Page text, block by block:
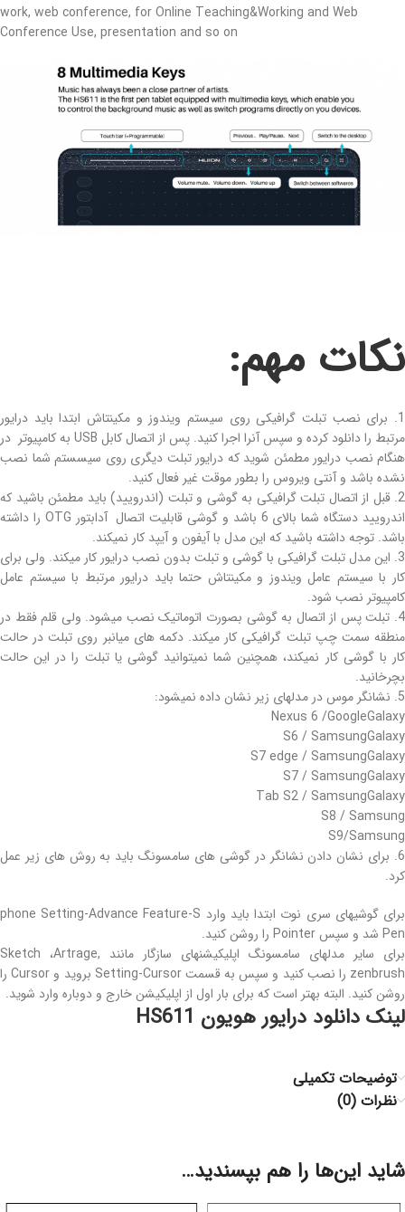
work, web conference, for Online Teaching&Working and Web
Conference Use, presentation and so on
نکات مهم:
1. برای نصب تبلت گرافیکی روی سیستم ویندوز و مکینتاش ابتدا باید درایور
مرتبط را دانلود کرده و سپس آنرا اجرا کنید. پس از اتصال کابل USB به کامپیوتر در
هنگام نصب درایور مطمئن شوید که درایور تبلت دیگری روی سیسستم شما نصب
نشده باشد و آنتی ویروس را بطور موقت غیر فعال کنید.
2. قبل از اتصال تبلت گرافیکی به گوشی و تبلت (اندرویید) باید مطمئن باشید که
اندرویید دستگاه شما بالای 6 باشد و گوشی قابلیت اتصال آدابتور OTG را داشته
باشد. توجه داشته باشید که این مدل با آیفون و آیپد کار نمیکند.
3. این مدل تبلت گرافیکی با گوشی و تبلت بدون نصب درایور کار میکند. ولی برای
کار با سیستم عامل ویندوز و مکینتاش حتما باید درایور مرتبط با سیستم عامل
کامپیوتر نصب شود.
4. تبلت پس از اتصال به گوشی بصورت اتوماتیک نصب میشود. ولی قلم فقط در
منطقه سمت چپ تبلت گرافیکی کار میکند. دکمه های میانبر روی تبلت در حالت
کار با گوشی کار نمیکند، همچنین شما نمیتوانید گوشی یا تبلت را در این حالت
بچرخانید.
5. نشانگر موس در مدلهای زیر نشان داده نمیشود:
Nexus 6 /GoogleGalaxy
S6 / SamsungGalaxy
S7 edge / SamsungGalaxy
S7 / SamsungGalaxy
Tab S2 / SamsungGalaxy
S8 / Samsung
S9/Samsung
6. برای نشان دادن نشانگر در گوشی های سامسونگ باید به روش های زیر عمل
کرد.
برای گوشیهای سری نوت ابتدا باید وارد phone Setting-Advance Feature-S
Pen شد و سپس Pointer را روشن کنید.
برای سایر مدلهای سامسونگ اپلیکیشنهای سازگار مانند Sketch ،Artrage,
zenbrush را نصب کنید و سپس به قسمت Setting-Cursor بروید و Cursor را
روشن کنید. البته بهتر است که برای بار اول از اپلیکیشن خارج و دوباره وارد شوید.
لینک دانلود درایور هویون HS611
توضیحات تکمیلی
نظرات (0)
شاید این‌ها را هم بپسندید…